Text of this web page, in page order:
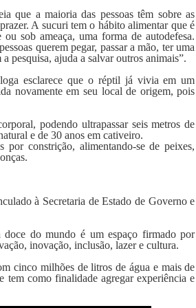
que a maioria das pessoas têm sobre as
A sucuri tem o hábito alimentar que é
sob ameaça, uma forma de autodefesa.
querem pegar, passar a mão, ter uma
pesquisa, ajuda a salvar outros animais”.
esclarece que o réptil já vivia em um
novamente em seu local de origem, pois
podendo ultrapassar seis metros de
e de 30 anos em cativeiro.
por constrição, alimentando-se de peixes,
à Secretaria de Estado de Governo e
do mundo é um espaço firmado por
inovação, inclusão, lazer e cultura.
cinco milhões de litros de água e mais de
tem como finalidade agregar experiência e